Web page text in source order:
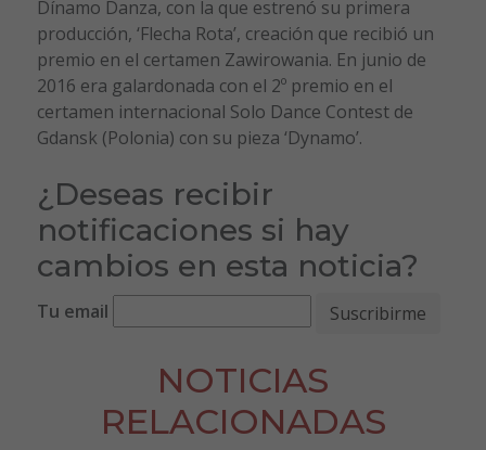
Dínamo Danza, con la que estrenó su primera
producción, ‘Flecha Rota’, creación que recibió un
premio en el certamen Zawirowania. En junio de
2016 era galardonada con el 2º premio en el
certamen internacional Solo Dance Contest de
Gdansk (Polonia) con su pieza ‘Dynamo’.
¿Deseas recibir
notificaciones si hay
cambios en esta noticia?
Tu email
NOTICIAS
RELACIONADAS